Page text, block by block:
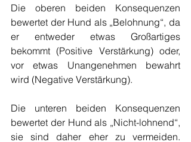
Die oberen beiden Konsequenzen
bewertet der Hund als „Belohnung“, da
er entweder etwas Großartiges
bekommt (Positive Verstärkung) oder,
vor etwas Unangenehmen bewahrt
wird (Negative Verstärkung).
Die unteren beiden Konsequenzen
bewertet der Hund als „Nicht-lohnend“,
sie sind daher eher zu vermeiden.